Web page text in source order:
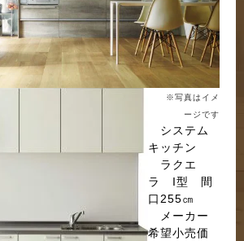
※写真はイメ
ージです
システム
キッチン
ラクエ
ラ I型 間
口255㎝
メーカー
希望小売価